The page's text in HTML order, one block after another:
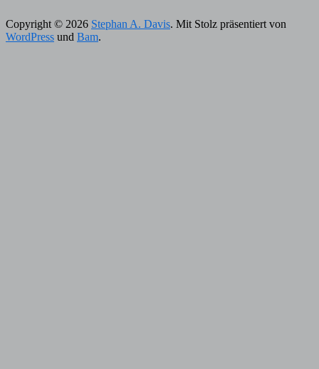
Copyright © 2026 Stephan A. Davis. Mit Stolz präsentiert von
WordPress und Bam.